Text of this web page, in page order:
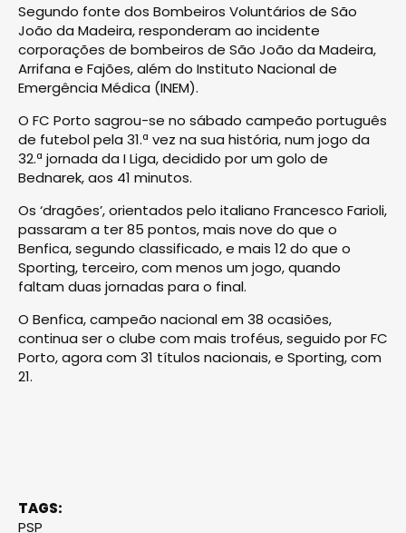
Segundo fonte dos Bombeiros Voluntários de São
João da Madeira, responderam ao incidente
corporações de bombeiros de São João da Madeira,
Arrifana e Fajões, além do Instituto Nacional de
Emergência Médica (INEM).
O FC Porto sagrou-se no sábado campeão português
de futebol pela 31.ª vez na sua história, num jogo da
32.ª jornada da I Liga, decidido por um golo de
Bednarek, aos 41 minutos.
Os ‘dragões’, orientados pelo italiano Francesco Farioli,
passaram a ter 85 pontos, mais nove do que o
Benfica, segundo classificado, e mais 12 do que o
Sporting, terceiro, com menos um jogo, quando
faltam duas jornadas para o final.
O Benfica, campeão nacional em 38 ocasiões,
continua ser o clube com mais troféus, seguido por FC
Porto, agora com 31 títulos nacionais, e Sporting, com
21.
TAGS:
PSP